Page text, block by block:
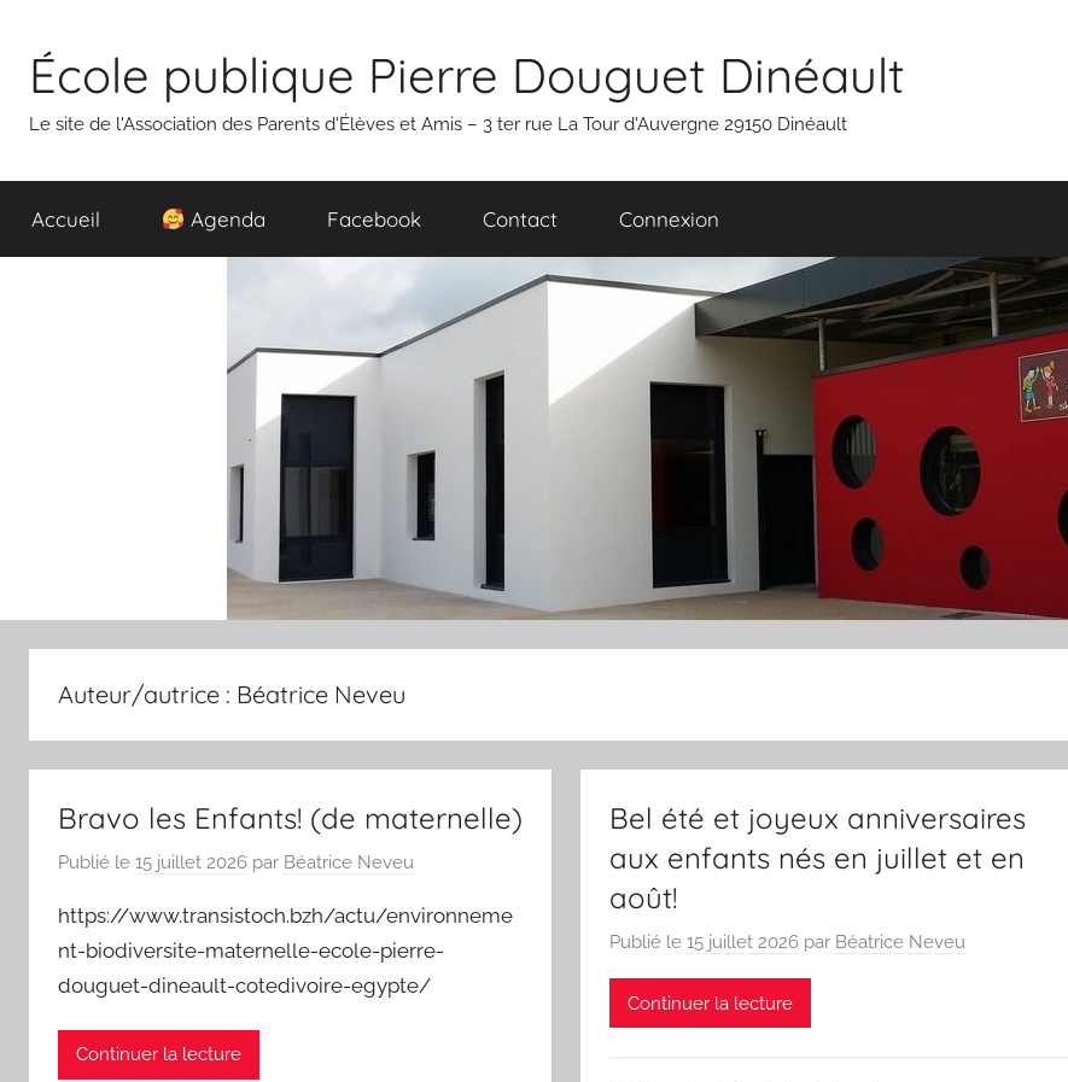
contenu
École publique Pierre Douguet Dinéault
Le site de l'Association des Parents d'Élèves et Amis – 3 ter rue La Tour d'Auvergne 29150 Dinéault
Accueil Agenda Facebook Contact Connexion
Auteur/autrice : Béatrice Neveu
Bravo les Enfants! (de maternelle)
Publié le 15 juillet 2026 par Béatrice Neveu
https://www.transistoch.bzh/actu/environneme
nt-biodiversite-maternelle-ecole-pierre-
douguet-dineault-cotedivoire-egypte/
Continuer la lecture
Bel été et joyeux anniversaires
aux enfants nés en juillet et en
août!
Publié le15 juillet 2026 par Béatrice Neveu
Continuer la lecture